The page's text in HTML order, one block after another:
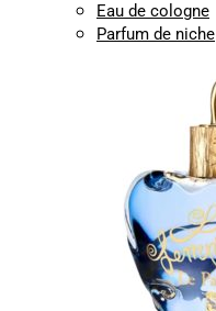
Eau de cologne
Parfum de niche